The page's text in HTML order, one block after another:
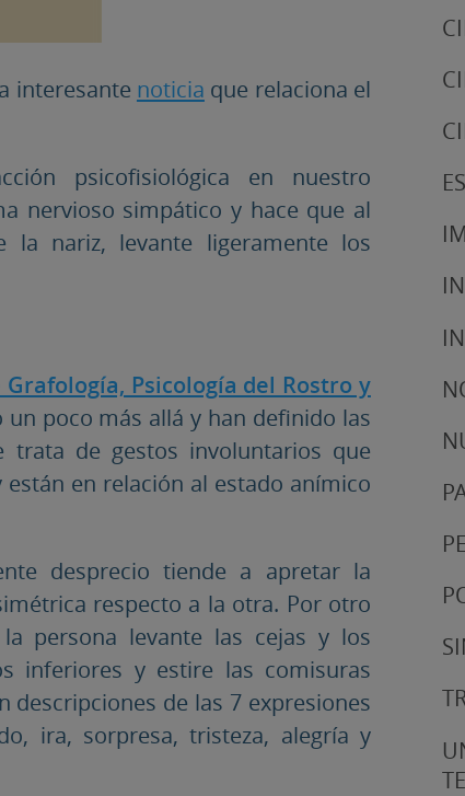
interesante noticia que relaciona el
psicofisiológica en nuestro
nervioso simpático y hace que al
nariz, levante ligeramente los
Psicología del Rostro y
poco más allá y han definido las
trata de gestos involuntarios que
en relación al estado anímico
desprecio tiende a apretar la
respecto a la otra. Por otro
persona levante las cejas y los
inferiores y estire las comisuras
descripciones de las 7 expresiones
ira, sorpresa, tristeza, alegría y